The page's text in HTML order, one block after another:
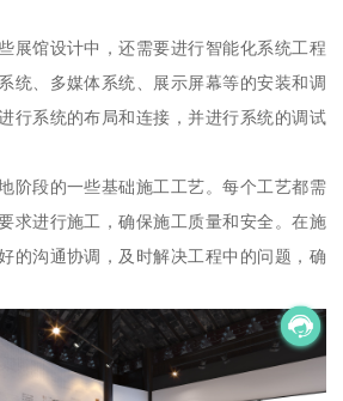
展馆设计中，还需要进行智能化系统工程
统、多媒体系统、展示屏幕等的安装和调
行系统的布局和连接，并进行系统的调试
阶段的一些基础施工工艺。每个工艺都需
求进行施工，确保施工质量和安全。在施
的沟通协调，及时解决工程中的问题，确